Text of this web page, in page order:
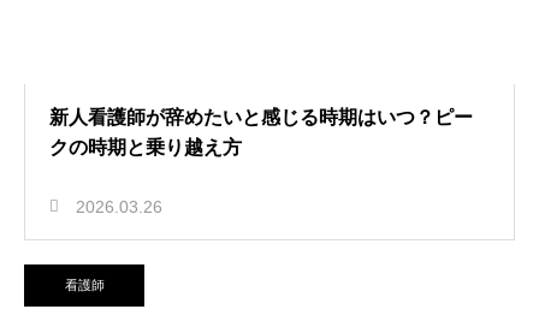
新人看護師が辞めたいと感じる時期はいつ？ピー
クの時期と乗り越え方
2026.03.26
看護師